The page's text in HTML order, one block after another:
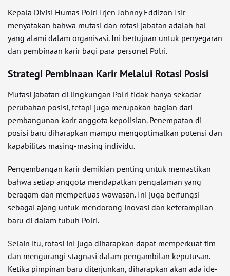
Kepala Divisi Humas Polri Irjen Johnny Eddizon Isir
menyatakan bahwa mutasi dan rotasi jabatan adalah hal
yang alami dalam organisasi. Ini bertujuan untuk penyegaran
dan pembinaan karir bagi para personel Polri.
Strategi Pembinaan Karir Melalui Rotasi Posisi
Mutasi jabatan di lingkungan Polri tidak hanya sekadar
perubahan posisi, tetapi juga merupakan bagian dari
pembangunan karir anggota kepolisian. Penempatan di
posisi baru diharapkan mampu mengoptimalkan potensi dan
kapabilitas masing-masing individu.
Pengembangan karir demikian penting untuk memastikan
bahwa setiap anggota mendapatkan pengalaman yang
beragam dan memperluas wawasan. Ini juga berfungsi
sebagai ajang untuk mendorong inovasi dan keterampilan
baru di dalam tubuh Polri.
Selain itu, rotasi ini juga diharapkan dapat memperkuat tim
dan mengurangi stagnasi dalam pengambilan keputusan.
Ketika pimpinan baru diterjunkan, diharapkan akan ada ide-